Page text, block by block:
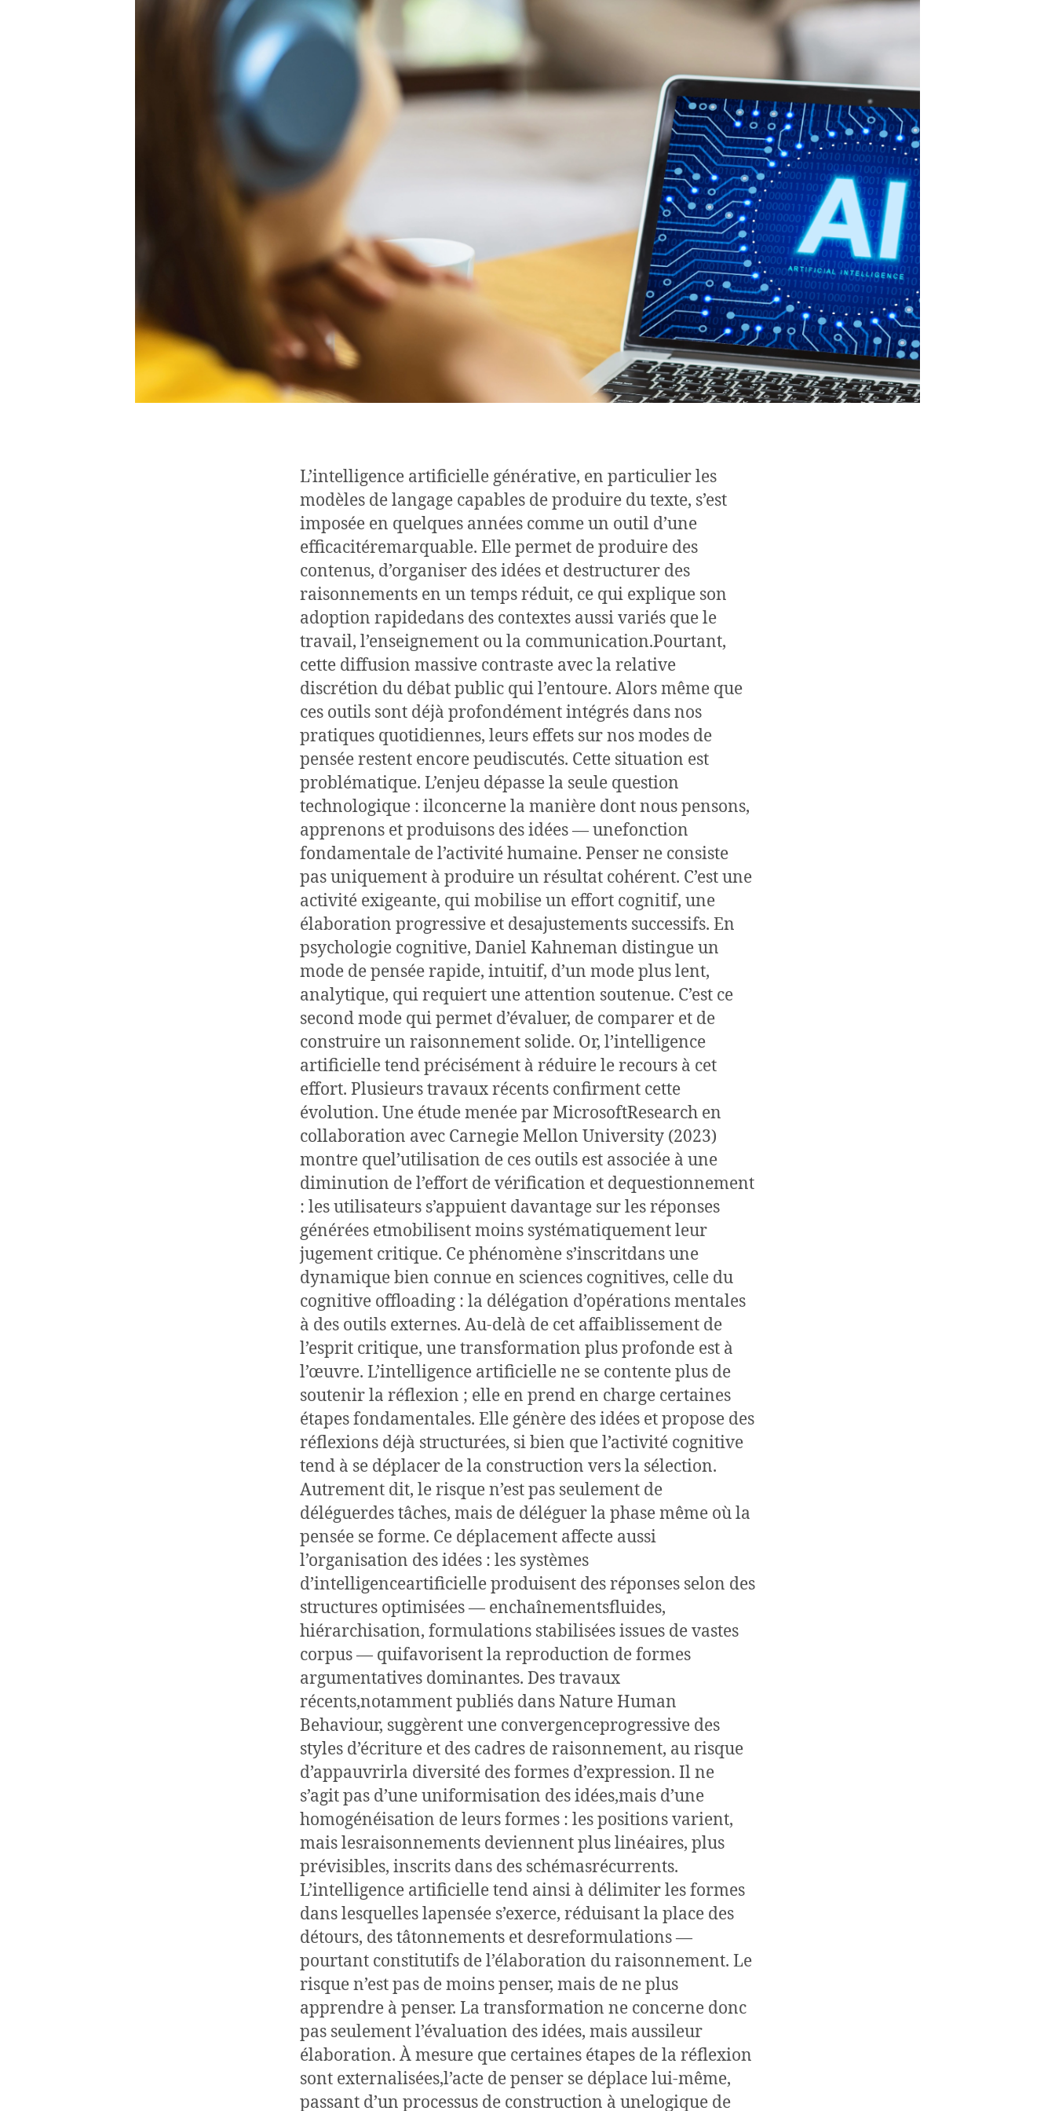
L’intelligence artificielle générative, en particulier les
modèles de langage capables de produire du texte, s’est
imposée en quelques années comme un outil d’une
efficacitéremarquable. Elle permet de produire des
contenus, d’organiser des idées et destructurer des
raisonnements en un temps réduit, ce qui explique son
adoption rapidedans des contextes aussi variés que le
travail, l’enseignement ou la communication.Pourtant,
cette diffusion massive contraste avec la relative
discrétion du débat public qui l’entoure. Alors même que
ces outils sont déjà profondément intégrés dans nos
pratiques quotidiennes, leurs effets sur nos modes de
pensée restent encore peudiscutés. Cette situation est
problématique. L’enjeu dépasse la seule question
technologique : ilconcerne la manière dont nous pensons,
apprenons et produisons des idées — unefonction
fondamentale de l’activité humaine. Penser ne consiste
pas uniquement à produire un résultat cohérent. C’est une
activité exigeante, qui mobilise un effort cognitif, une
élaboration progressive et desajustements successifs. En
psychologie cognitive, Daniel Kahneman distingue un
mode de pensée rapide, intuitif, d’un mode plus lent,
analytique, qui requiert une attention soutenue. C’est ce
second mode qui permet d’évaluer, de comparer et de
construire un raisonnement solide. Or, l’intelligence
artificielle tend précisément à réduire le recours à cet
effort. Plusieurs travaux récents confirment cette
évolution. Une étude menée par MicrosoftResearch en
collaboration avec Carnegie Mellon University (2023)
montre quel’utilisation de ces outils est associée à une
diminution de l’effort de vérification et dequestionnement
: les utilisateurs s’appuient davantage sur les réponses
générées etmobilisent moins systématiquement leur
jugement critique. Ce phénomène s’inscritdans une
dynamique bien connue en sciences cognitives, celle du
cognitive offloading : la délégation d’opérations mentales
à des outils externes. Au-delà de cet affaiblissement de
l’esprit critique, une transformation plus profonde est à
l’œuvre. L’intelligence artificielle ne se contente plus de
soutenir la réflexion ; elle en prend en charge certaines
étapes fondamentales. Elle génère des idées et propose des
réflexions déjà structurées, si bien que l’activité cognitive
tend à se déplacer de la construction vers la sélection.
Autrement dit, le risque n’est pas seulement de
déléguerdes tâches, mais de déléguer la phase même où la
pensée se forme. Ce déplacement affecte aussi
l’organisation des idées : les systèmes
d’intelligenceartificielle produisent des réponses selon des
structures optimisées — enchaînementsfluides,
hiérarchisation, formulations stabilisées issues de vastes
corpus — quifavorisent la reproduction de formes
argumentatives dominantes. Des travaux
récents,notamment publiés dans Nature Human
Behaviour, suggèrent une convergenceprogressive des
styles d’écriture et des cadres de raisonnement, au risque
d’appauvrirla diversité des formes d’expression. Il ne
s’agit pas d’une uniformisation des idées,mais d’une
homogénéisation de leurs formes : les positions varient,
mais lesraisonnements deviennent plus linéaires, plus
prévisibles, inscrits dans des schémasrécurrents.
L’intelligence artificielle tend ainsi à délimiter les formes
dans lesquelles lapensée s’exerce, réduisant la place des
détours, des tâtonnements et desreformulations —
pourtant constitutifs de l’élaboration du raisonnement. Le
risque n’est pas de moins penser, mais de ne plus
apprendre à penser. La transformation ne concerne donc
pas seulement l’évaluation des idées, mais aussileur
élaboration. À mesure que certaines étapes de la réflexion
sont externalisées,l’acte de penser se déplace lui-même,
passant d’un processus de construction à unelogique de